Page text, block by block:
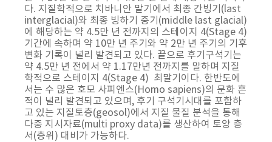
다. 지질학적으로 치바니안 말기에서 최종 간빙기(last
interglacial)와 최종 빙하기 중기(middle last glacial)
에 해당하는 약 4.5만 년 전까지의 스테이지 4(Stage 4)
기간에 속하며 약 10만 년 주기와 약 2만 년 주기의 기후
변화 기록이 널리 발견되고 있다. 끝으로 후기구석기는
약 4.5만 년 전에서 약 1.17만년 전까지를 말하며 지질
학적으로 스테이지 4(Stage 4) 최말기이다. 한반도에
서는 수 많은 호모 사피엔스(Homo sapiens)의 문화 흔
적이 널리 발견되고 있으며, 후기 구석기시대를 포함하
고 있는 지질토층(geosol)에서 지질 물질 분석을 통해
다중 지시자료(multi proxy data)를 생산하여 토양 층
서(층위) 대비가 가능하다.